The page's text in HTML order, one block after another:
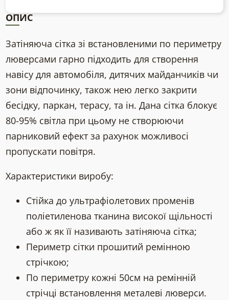
ОПИС
Затіняюча сітка зі встановленими по периметру
люверсами гарно підходить для створення
навісу для автомобіля, дитячих майданчиків чи
зони відпочинку, також нею легко закрити
бесідку, паркан, терасу, та ін. Дана сітка блокує
80-95% світла при цьому не створюючи
парниковий ефект за рахунок можливосі
пропускати повітря.
Характеристики виробу:
Стійка до ультрафіолетових променів
поліетиленова тканина високої щільності
або ж як її називають затіняюча сітка;
Периметр сітки прошитий ремінною
стрічкою;
По периметру кожні 50см на ремінній
стрічці встановлення металеві люверси.